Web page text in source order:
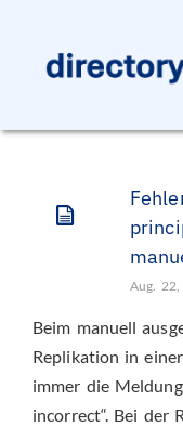
Aug.
Beim manuell
Replikation in
immer die
incorrect“. Bei der